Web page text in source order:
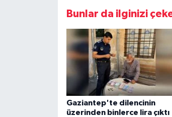
Bunlar da ilginizi
Gaziantep'te dilencinin
üzerinden binlerce lira çıktı